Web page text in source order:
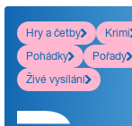
Hry a četby
Krimi
Pohádky
Pořady
Živé vysílání